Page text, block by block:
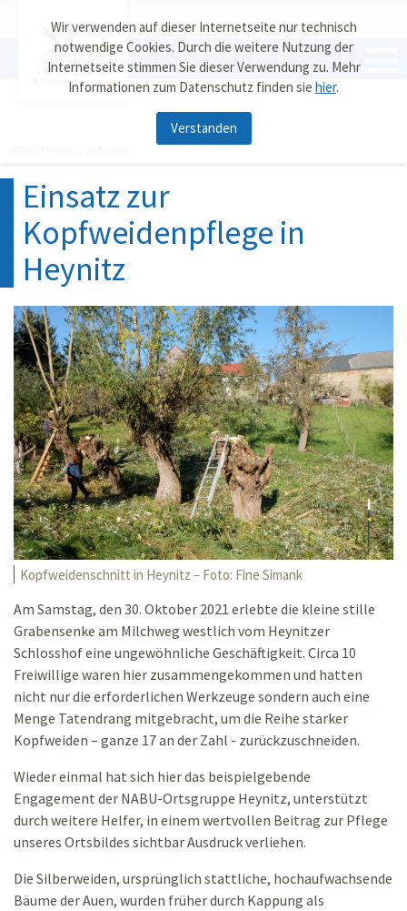
Wir verwenden auf dieser Internetseite nur technisch
notwendige Cookies. Durch die weitere Nutzung der
Internetseite stimmen Sie dieser Verwendung zu. Mehr
Informationen zum Datenschutz finden sie hier.
Verstanden
RG Meißen
Einsatz zur
Kopfweidenpflege in
Heynitz
Kopfweidenschnitt in Heynitz – Foto: Fine Simank
Am Samstag, den 30. Oktober 2021 erlebte die kleine stille
Grabensenke am Milchweg westlich vom Heynitzer
Schlosshof eine ungewöhnliche Geschäftigkeit. Circa 10
Freiwillige waren hier zusammengekommen und hatten
nicht nur die erforderlichen Werkzeuge sondern auch eine
Menge Tatendrang mitgebracht, um die Reihe starker
Kopfweiden – ganze 17 an der Zahl - zurückzuschneiden.
Wieder einmal hat sich hier das beispielgebende
Engagement der NABU-Ortsgruppe Heynitz, unterstützt
durch weitere Helfer, in einem wertvollen Beitrag zur Pflege
unseres Ortsbildes sichtbar Ausdruck verliehen.
Die Silberweiden, ursprünglich stattliche, hochaufwachsende
Bäume der Auen, wurden früher durch Kappung als